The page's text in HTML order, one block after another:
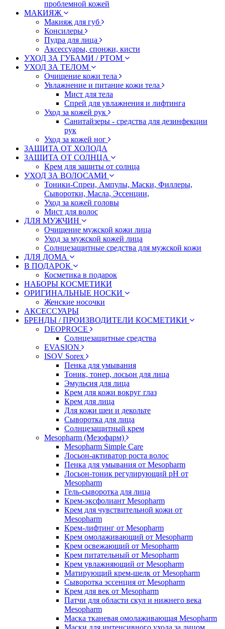
проблемной кожей
МАКИЯЖ
Макияж для губ
Консилеры
Пудра для лица
Аксессуары, спонжи, кисти
УХОД ЗА ГУБАМИ / РТОМ
УХОД ЗА ТЕЛОМ
Очищение кожи тела
Увлажнение и питание кожи тела
Мист для тела
Спрей для увлажнения и лифтинга
Уход за кожей рук
Санитайзеры - средства для дезинфекции
рук
Уход за кожей ног
ЗАЩИТА ОТ ХОЛОДА
ЗАЩИТА ОТ СОЛНЦА
Крем для защиты от солнца
УХОД ЗА ВОЛОСАМИ
Тоники-Спреи, Ампулы, Маски, Филлеры,
Сыворотки, Масла, Эссенции,
Уход за кожей головы
Мист для волос
ДЛЯ МУЖЧИН
Очищение мужской кожи лица
Уход за мужской кожей лица
Солнцезащитные средства для мужской кожи
ДЛЯ ДОМА
В ПОДАРОК
Косметика в подарок
НАБОРЫ КОСМЕТИКИ
ОРИГИНАЛЬНЫЕ НОСКИ
Женские носочки
АКСЕССУАРЫ
БРЕНДЫ / ПРОИЗВОДИТЕЛИ КОСМЕТИКИ
DEOPROCE
Солнцезащитные средства
EVASION
ISOV Sorex
Пенка для умывания
Тоник, тонер, лосьон для лица
Эмульсия для лица
Крем для кожи вокруг глаз
Крем для лица
Для кожи шеи и декольте
Сыворотка для лица
Солнцезащитный крем
Mesopharm (Мезофарм)
Mesopharm Simple Care
Лосьон-активатор роста волос
Пенка для умывания от Mesopharm
Лосьон-тоник регулирующий рН от
Mesopharm
Гель-сыворотка для лица
Крем-эксфолиант Mesopharm
Крем для чувствительной кожи от
Mesopharm
Крем-лифтинг от Mesopharm
Крем омолаживающий от Mesopharm
Крем освежающий от Mesopharm
Крем питательный от Mesopharm
Крем увлажняющий от Mesopharm
Матирующий крем-шелк от Mesopharm
Сыворотка эссенция от Mesopharm
Крем для век от Mesopharm
Патчи для области скул и нижнего века
Mesopharm
Маска тканевая омолаживающая Mesopharm
Маски для интенсивного ухода за лицом